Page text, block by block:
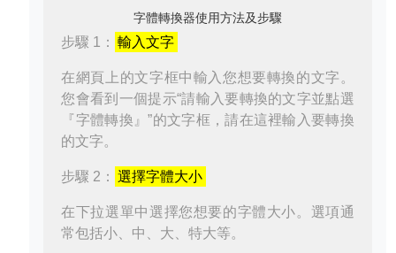
字體轉換器使用方法及步驟
步驟 1： 輸入文字
在網頁上的文字框中輸入您想要轉換的文字。
您會看到一個提示“請輸入要轉換的文字並點選
『字體轉換』”的文字框，請在這裡輸入要轉換
的文字。
步驟 2： 選擇字體大小
在下拉選單中選擇您想要的字體大小。選項通
常包括小、中、大、特大等。